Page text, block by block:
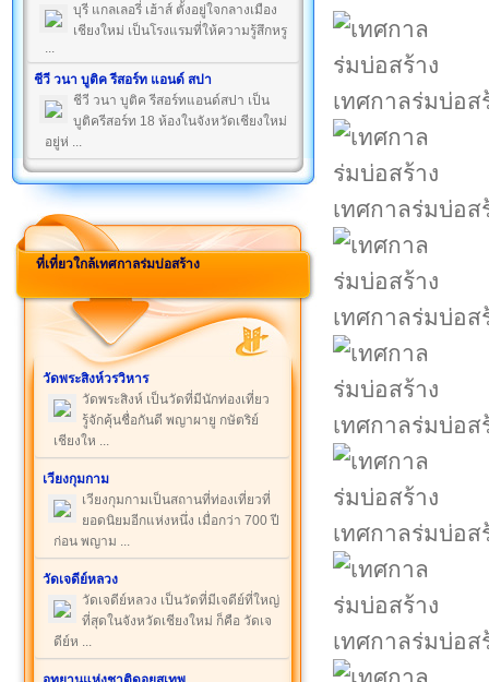
บุรี แกลเลอรี่ เฮ้าส์ ตั้งอยู่ใจกลางเมือง
เชียงใหม่ เป็นโรงแรมที่ให้ความรู้สึกหรู
...
ชีวี วนา บูติค รีสอร์ท แอนด์ สปา
ชีวี วนา บูติค รีสอร์ทแอนด์สปา เป็น
บูติครีสอร์ท 18 ห้องในจังหวัดเชียงใหม่
อยู่ห่ ...
ที่เที่ยวใกล้เทศกาลร่มบ่อสร้าง
วัดพระสิงห์วรวิหาร
วัดพระสิงห์ เป็นวัดที่มีนักท่องเที่ยว
รู้จักคุ้นชื่อกันดี พญาผายู กษัตริย์
เชียงให ...
เวียงกุมกาม
เวียงกุมกามเป็นสถานที่ท่องเที่ยวที่
ยอดนิยมอีกแห่งหนึ่ง เมื่อกว่า 700 ปี
ก่อน พญาม ...
วัดเจดีย์หลวง
วัดเจดีย์หลวง เป็นวัดที่มีเจดีย์ที่ใหญ่
ที่สุดในจังหวัดเชียงใหม่ ก็คือ วัดเจ
ดีย์ห ...
เทศกาลร่มบ่อส
เทศกาลร่มบ่อส
เทศกาลร่มบ่อส
เทศกาลร่มบ่อส
เทศกาลร่มบ่อส
เทศกาลร่มบ่อส